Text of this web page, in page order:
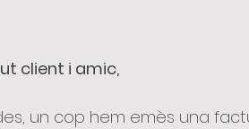
client i amic,
un cop hem emès una